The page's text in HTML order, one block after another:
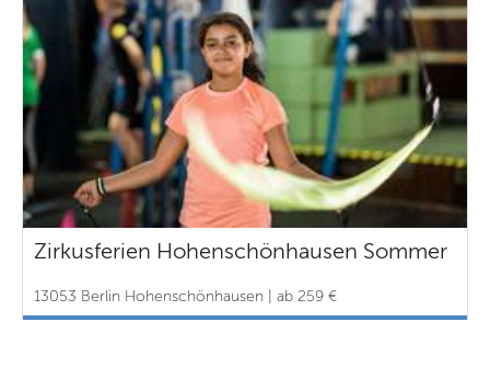
Zirkusferien Hohenschönhausen Sommer
13053 Berlin Hohenschönhausen | ab 259 €